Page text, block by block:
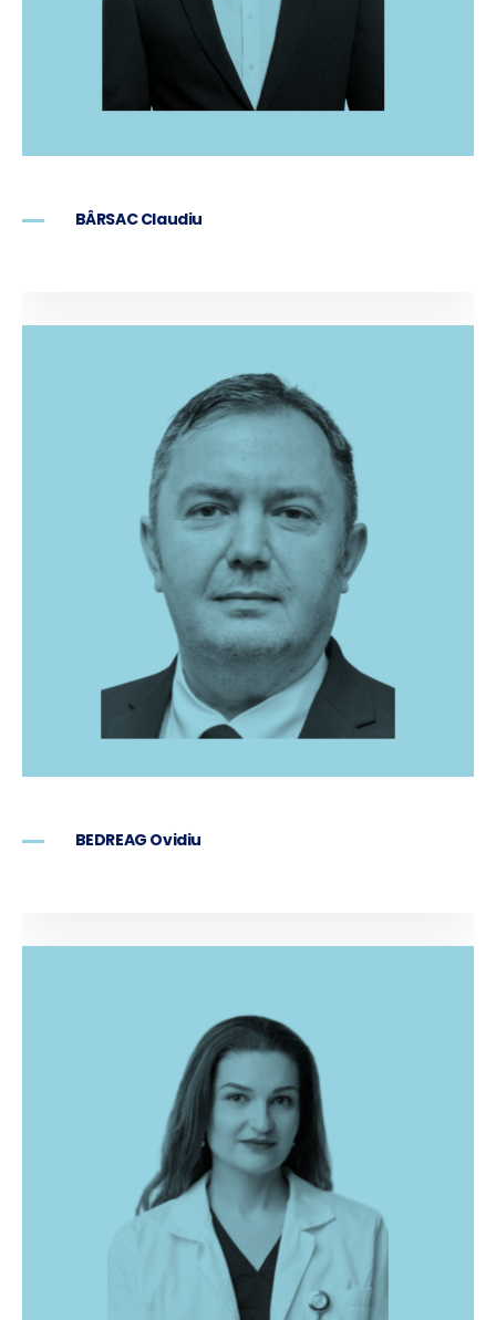
BÂRSAC Claudiu
BEDREAG Ovidiu